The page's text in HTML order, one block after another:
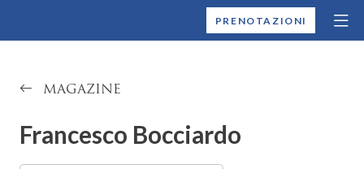
MONTALLEGROPRENOTAZIONI
MAGAZINE
Francesco Bocciardo